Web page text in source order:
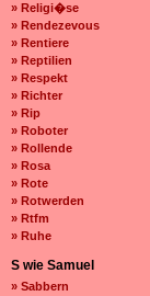
» Religi�se
» Rendezevous
» Rentiere
» Reptilien
» Respekt
» Richter
» Rip
» Roboter
» Rollende
» Rosa
» Rote
» Rotwerden
» Rtfm
» Ruhe
S wie Samuel
» Sabbern